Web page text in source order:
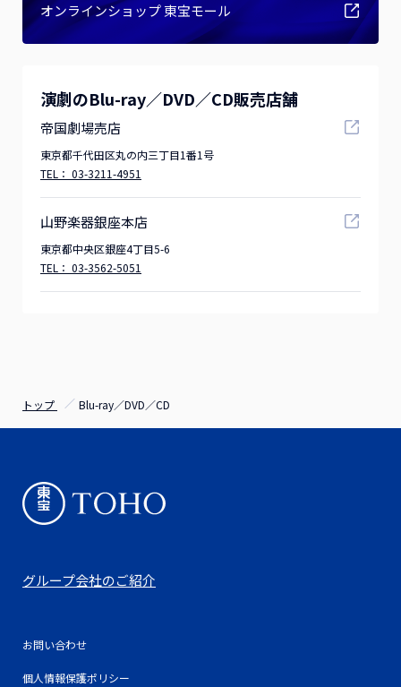
オンラインショップ 東宝モール
演劇のBlu-ray／DVD／CD販売店舗
帝国劇場売店
東京都千代田区丸の内三丁目1番1号
TEL： 03-3211-4951
山野楽器銀座本店
東京都中央区銀座4丁目5-6
TEL： 03-3562-5051
トップ Blu-ray／DVD／CD
グループ会社のご紹介
お問い合わせ
個人情報保護ポリシー